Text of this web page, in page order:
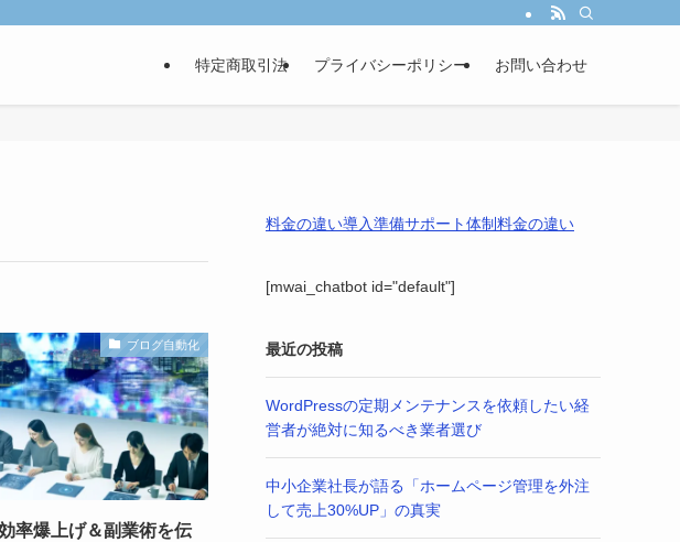
込み客だけを狙い撃ちし、あなたの事業成長を戦略的パートナーとして伴走サポートします。
特定商取引法 プライバシーポリシー お問い合わせ
ブログ自動化
率爆上げ＆副業術を伝
料金の違い導入準備サポート体制料金の違い
[mwai_chatbot id="default"]
最近の投稿
WordPressの定期メンテナンスを依頼したい経
営者が絶対に知るべき業者選び
中小企業社長が語る「ホームページ管理を外注
して売上30%UP」の真実